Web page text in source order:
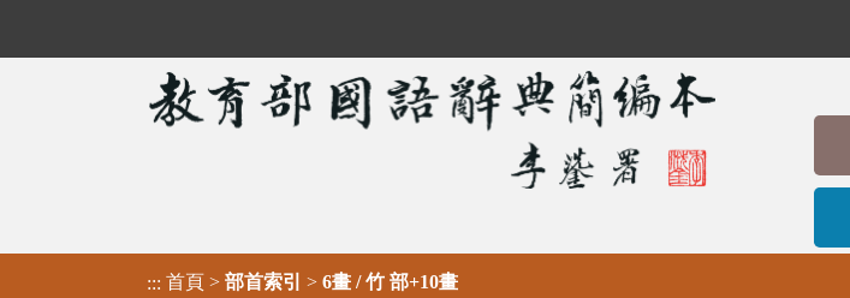
::: 首頁 > 部首索引 > 6畫 / 竹 部+10畫